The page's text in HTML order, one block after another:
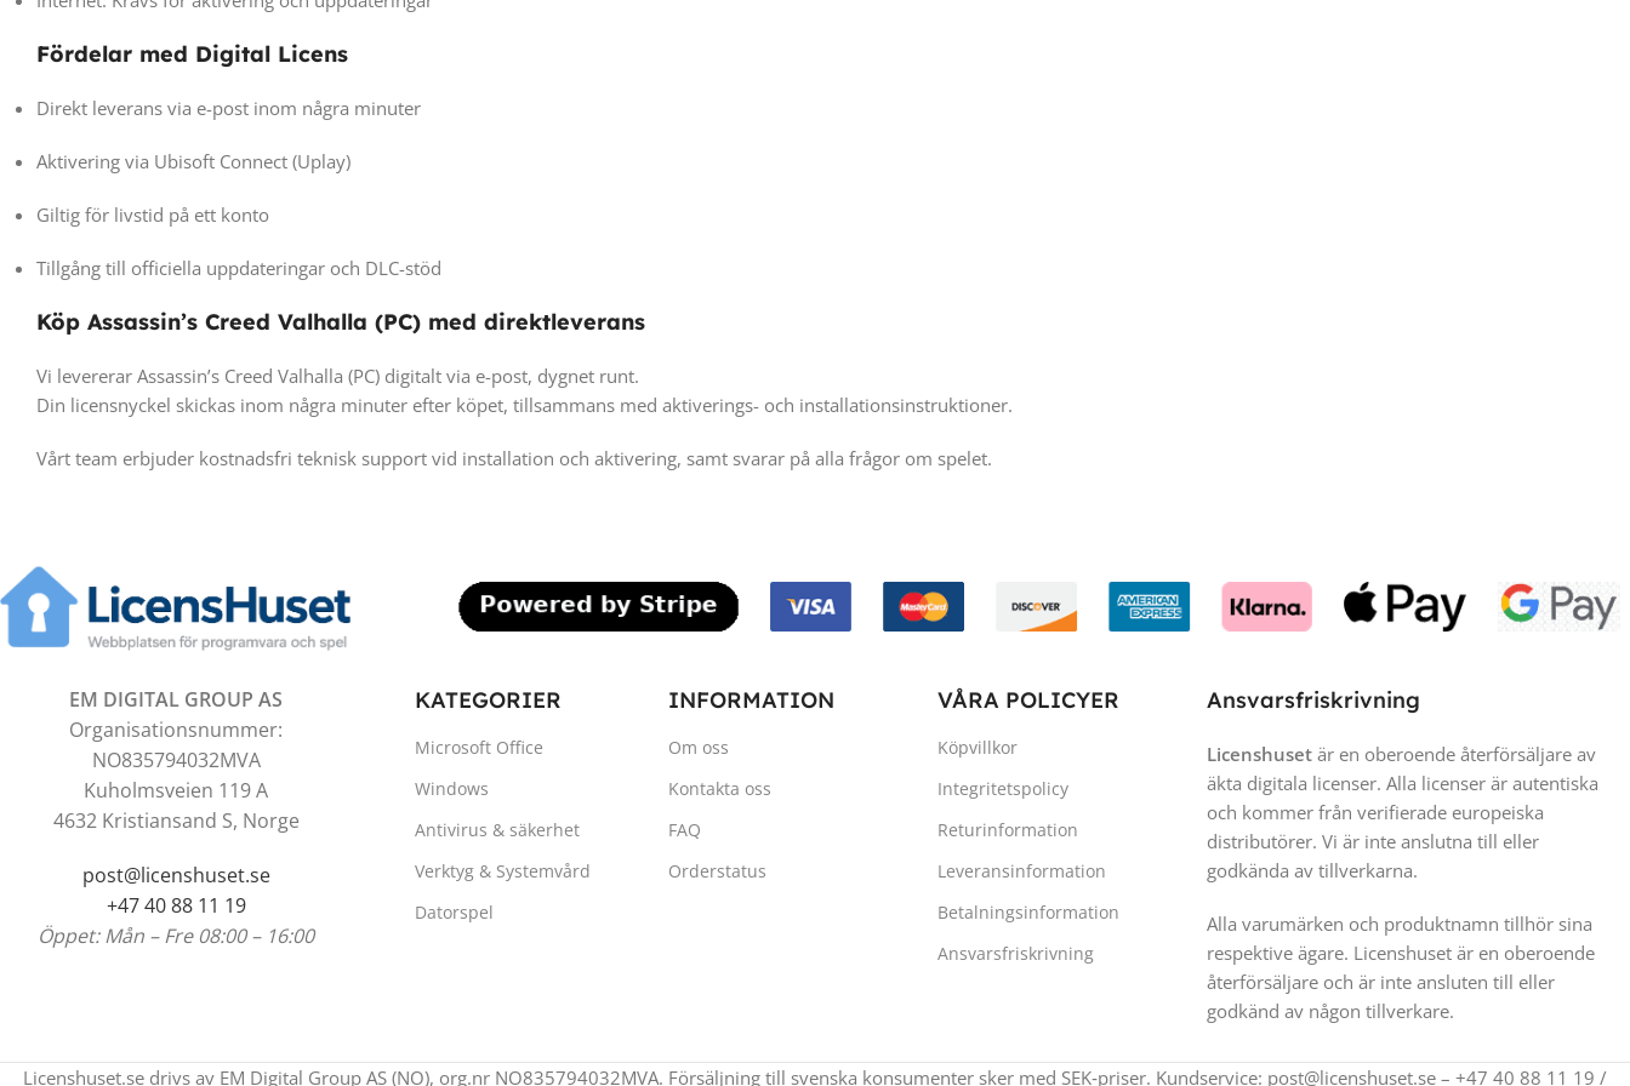
Fördelar med Digital Licens
Direkt leverans via e-post inom några minuter
Aktivering via Ubisoft Connect (Uplay)
Giltig för livstid på ett konto
Tillgång till officiella uppdateringar och DLC-stöd
Köp Assassin’s Creed Valhalla (PC) med direktleverans
Vi levererar Assassin’s Creed Valhalla (PC) digitalt via e-post, dygnet runt.
Din licensnyckel skickas inom några minuter efter köpet, tillsammans med aktiverings- och installationsinstruktioner.
Vårt team erbjuder kostnadsfri teknisk support vid installation och aktivering, samt svarar på alla frågor om spelet.
EM DIGITAL GROUP AS
Organisationsnummer:
NO835794032MVA
Kuholmsveien 119 A
4632 Kristiansand S, Norge
post@licenshuset.se
+47 40 88 11 19
Öppet: Mån – Fre 08:00 – 16:00
KATEGORIER
Microsoft Office
Windows
Antivirus & säkerhet
Verktyg & Systemvård
Datorspel
INFORMATION
Om oss
Kontakta oss
FAQ
Orderstatus
VÅRA POLICYER
Köpvillkor
Integritetspolicy
Returinformation
Leveransinformation
Betalningsinformation
Ansvarsfriskrivning
Ansvarsfriskrivning
Licenshuset är en oberoende återförsäljare av
äkta digitala licenser. Alla licenser är autentiska
och kommer från verifierade europeiska
distributörer. Vi är inte anslutna till eller
godkända av tillverkarna.
Alla varumärken och produktnamn tillhör sina
respektive ägare. Licenshuset är en oberoende
återförsäljare och är inte ansluten till eller
godkänd av någon tillverkare.
Licenshuset.se drivs av EM Digital Group AS (NO), org.nr NO835794032MVA. Försäljning till svenska konsumenter sker med SEK‑priser. Kundservice: post@licenshuset.se – +47 40 88 11 19 /